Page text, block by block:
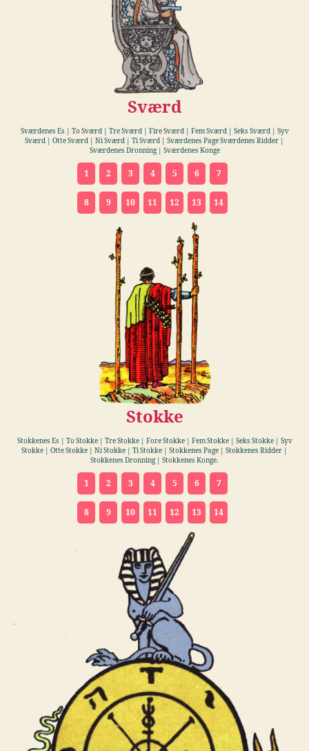
Sværd
Sværdenes Es | To Sværd | Tre Sværd | Fire Sværd | Fem Sværd | Seks Sværd | Syv
Sværd | Otte Sværd | Ni Sværd | Ti Sværd | Sværdenes Page Sværdenes Ridder |
Sværdenes Dronning | Sværdenes Konge
1 2 3 4 5 6 7
8 9 10 11 12 13 14
Stokke
Stokkenes Es | To Stokke | Tre Stokke | Fore Stokke | Fem Stokke | Seks Stokke | Syv
Stokke | Otte Stokke | Ni Stokke | Ti Stokke | Stokkenes Page | Stokkenes Ridder |
Stokkenes Dronning | Stokkenes Konge.
1 2 3 4 5 6 7
8 9 10 11 12 13 14